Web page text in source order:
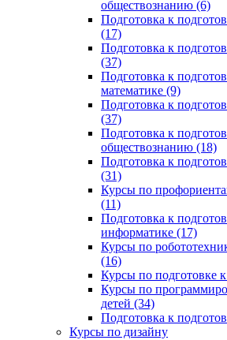
обществознанию (6)
Подготовка к
(17)
Подготовка к
(37)
Подготовка к
математике (9)
Подготовка к
(37)
Подготовка к
обществознанию (18)
Подготовка к
(31)
Курсы по
(11)
Подготовка к
информатике (17)
Курсы по
(16)
Курсы по подготовке
Курсы по
детей (34)
Подготовка к
Курсы по дизайну